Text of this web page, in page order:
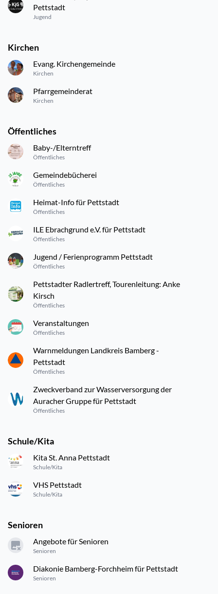
Pettstadt
Jugend
Kirchen
Evang. Kirchengemeinde
Kirchen
Pfarrgemeinderat
Kirchen
Öffentliches
Baby-/Elterntreff
Öffentliches
Gemeindebücherei
Öffentliches
Heimat-Info für Pettstadt
Öffentliches
ILE Ebrachgrund e.V. für Pettstadt
Öffentliches
Jugend / Ferienprogramm Pettstadt
Öffentliches
Pettstadter Radlertreff, Tourenleitung: Anke
Kirsch
Öffentliches
Veranstaltungen
Öffentliches
Warnmeldungen Landkreis Bamberg -
Pettstadt
Öffentliches
Zweckverband zur Wasserversorgung der
Auracher Gruppe für Pettstadt
Öffentliches
Schule/Kita
Kita St. Anna Pettstadt
Schule/Kita
VHS Pettstadt
Schule/Kita
Senioren
Angebote für Senioren
Senioren
Diakonie Bamberg-Forchheim für Pettstadt
Senioren